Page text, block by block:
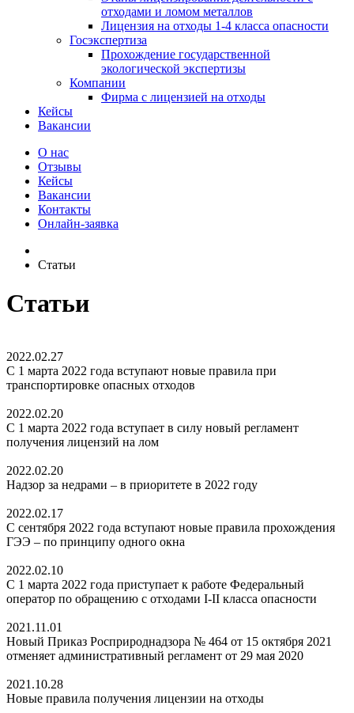
отходами и ломом металлов
Лицензия на отходы 1-4 класса опасности
Госэкспертиза
Прохождение государственной
экологической экспертизы
Компании
Фирма с лицензией на отходы
Кейсы
Вакансии
О нас
Отзывы
Кейсы
Вакансии
Контакты
Онлайн-заявка
Статьи
Статьи
2022.02.27
С 1 марта 2022 года вступают новые правила при
транспортировке опасных отходов
2022.02.20
С 1 марта 2022 года вступает в силу новый регламент
получения лицензий на лом
2022.02.20
Надзор за недрами – в приоритете в 2022 году
2022.02.17
С сентября 2022 года вступают новые правила прохождения
ГЭЭ – по принципу одного окна
2022.02.10
С 1 марта 2022 года приступает к работе Федеральный
оператор по обращению с отходами I-II класса опасности
2021.11.01
Новый Приказ Росприроднадзора № 464 от 15 октября 2021
отменяет административный регламент от 29 мая 2020
2021.10.28
Новые правила получения лицензии на отходы